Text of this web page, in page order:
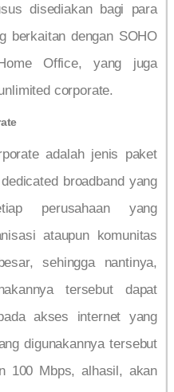
disediakan bagi para
berkaitan dengan SOHO
Office, yang juga
corporate.
adalah jenis paket
broadband yang
perusahaan yang
ataupun komunitas
sehingga nantinya,
tersebut dapat
akses internet yang
digunakannya tersebut
100 Mbps, alhasil, akan